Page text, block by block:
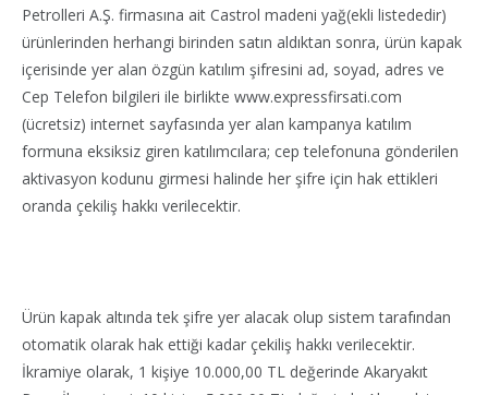
Petrolleri A.Ş. firmasına ait Castrol madeni yağ(ekli listededir)
ürünlerinden herhangi birinden satın aldıktan sonra, ürün kapak
içerisinde yer alan özgün katılım şifresini ad, soyad, adres ve
Cep Telefon bilgileri ile birlikte www.expressfirsati.com
(ücretsiz) internet sayfasında yer alan kampanya katılım
formuna eksiksiz giren katılımcılara; cep telefonuna gönderilen
aktivasyon kodunu girmesi halinde her şifre için hak ettikleri
oranda çekiliş hakkı verilecektir.
Ürün kapak altında tek şifre yer alacak olup sistem tarafından
otomatik olarak hak ettiği kadar çekiliş hakkı verilecektir.
İkramiye olarak, 1 kişiye 10.000,00 TL değerinde Akaryakıt